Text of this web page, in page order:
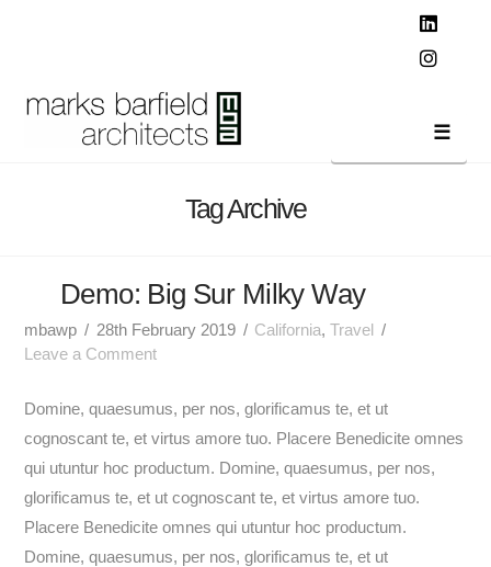
Tag Archive
Demo: Big Sur Milky Way
mbawp 28th February 2019 California,Travel
Leave a Comment
Domine, quaesumus, per nos, glorificamus te, et ut
cognoscant te, et virtus amore tuo. Placere Benedicite omnes
qui utuntur hoc productum. Domine, quaesumus, per nos,
glorificamus te, et ut cognoscant te, et virtus amore tuo.
Placere Benedicite omnes qui utuntur hoc productum.
Domine, quaesumus, per nos, glorificamus te, et ut